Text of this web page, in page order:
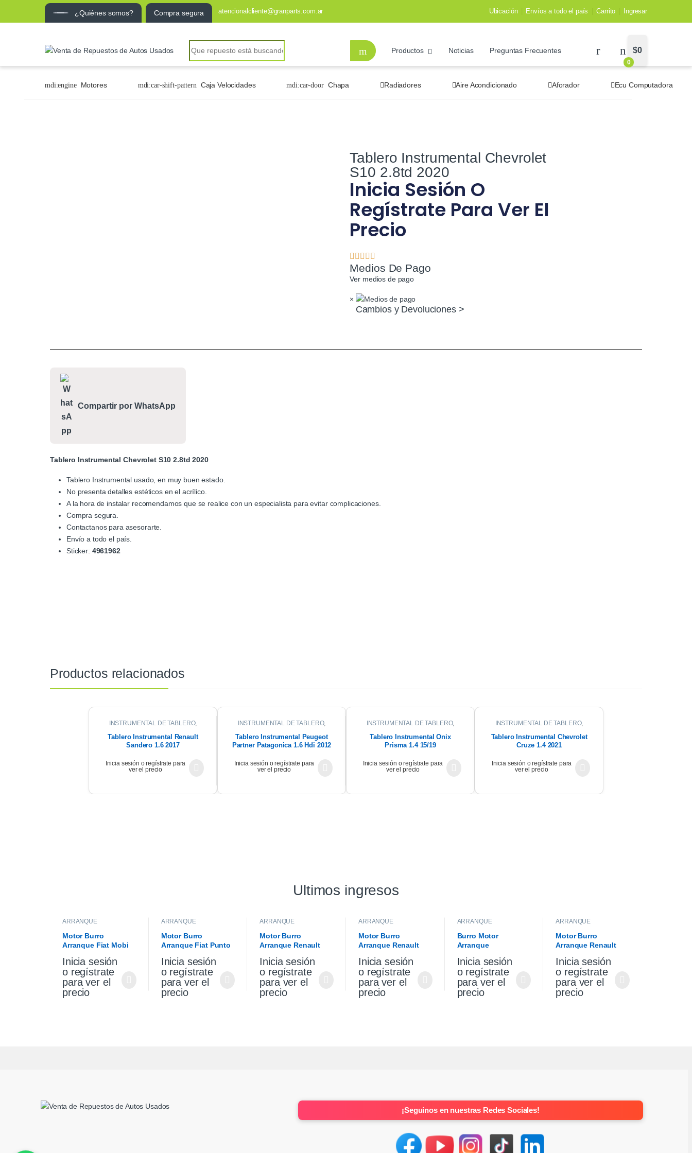
¿Quiénes somos? Compra segura atencionalcliente@granparts.com.ar Ubicación Envíos a todo el país Carrito Ingresar
Productos Noticias Preguntas Frecuentes
0
$0
Motores Caja Velocidades Chapa Radiadores Aire Acondicionado Aforador Ecu Computadora
Tablero Instrumental Chevrolet
S10 2.8td 2020
Inicia Sesión O
Regístrate Para Ver El
Precio
Medios De Pago
Ver medios de pago
×
Cambios y Devoluciones >
Compartir por WhatsApp
Tablero Instrumental Chevrolet S10 2.8td 2020
Tablero Instrumental usado, en muy buen estado.
No presenta detalles estéticos en el acrílico.
A la hora de instalar recomendamos que se realice con un especialista para evitar complicaciones.
Compra segura.
Contactanos para asesorarte.
Envío a todo el país.
Sticker: 4961962
Productos relacionados
INSTRUMENTAL DE TABLERO,
Tablero Instrumental Renault
Sandero 1.6 2017
Inicia sesión o regístrate para
ver el precio
INSTRUMENTAL DE TABLERO,
Tablero Instrumental Peugeot
Partner Patagonica 1.6 Hdi 2012
Inicia sesión o regístrate para
ver el precio
INSTRUMENTAL DE TABLERO,
Tablero Instrumental Onix
Prisma 1.4 15/19
Inicia sesión o regístrate para
ver el precio
INSTRUMENTAL DE TABLERO,
Tablero Instrumental Chevrolet
Cruze 1.4 2021
Inicia sesión o regístrate para
ver el precio
Ultimos ingresos
ARRANQUE
Motor Burro
Arranque Fiat Mobi
Inicia sesión
o regístrate
para ver el
precio
ARRANQUE
Motor Burro
Arranque Fiat Punto
Original
Inicia sesión
o regístrate
para ver el
precio
ARRANQUE
Motor Burro
Arranque Renault
K4m Original
Inicia sesión
o regístrate
para ver el
precio
ARRANQUE
Motor Burro
Arranque Renault
K4m
Inicia sesión
o regístrate
para ver el
precio
ARRANQUE
Burro Motor
Arranque
Saveiro 1.6
Inicia sesión
o regístrate
para ver el
precio
ARRANQUE
Motor Burro
Arranque Renault
Original
Inicia sesión
o regístrate
para ver el
precio
¡Seguinos en nuestras Redes Sociales!